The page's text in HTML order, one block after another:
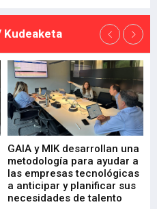
Kudeaketa
GAIA y MIK desarrollan una
metodología para ayudar a
las empresas tecnológicas
a anticipar y planificar sus
necesidades de talento